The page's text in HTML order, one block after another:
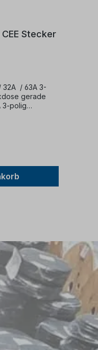
Stecker
32A / 63A 3-
gerade
3-polig